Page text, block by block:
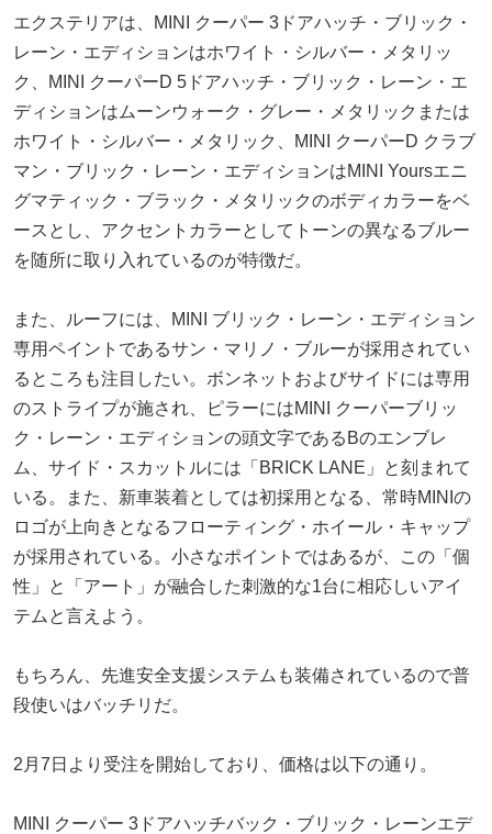
エクステリアは、MINI クーパー 3ドアハッチ・ブリック・
レーン・エディションはホワイト・シルバー・メタリッ
ク、MINI クーパーD 5ドアハッチ・ブリック・レーン・エ
ディションはムーンウォーク・グレー・メタリックまたは
ホワイト・シルバー・メタリック、MINI クーパーD クラブ
マン・ブリック・レーン・エディションはMINI Yoursエニ
グマティック・ブラック・メタリックのボディカラーをベ
ースとし、アクセントカラーとしてトーンの異なるブルー
を随所に取り入れているのが特徴だ。
また、ルーフには、MINI ブリック・レーン・エディション
専用ペイントであるサン・マリノ・ブルーが採用されてい
るところも注目したい。ボンネットおよびサイドには専用
のストライプが施され、ピラーにはMINI クーパーブリッ
ク・レーン・エディションの頭文字であるBのエンブレ
ム、サイド・スカットルには「BRICK LANE」と刻まれて
いる。また、新車装着としては初採用となる、常時MINIの
ロゴが上向きとなるフローティング・ホイール・キャップ
が採用されている。小さなポイントではあるが、この「個
性」と「アート」が融合した刺激的な1台に相応しいアイ
テムと言えよう。
もちろん、先進安全支援システムも装備されているので普
段使いはバッチリだ。
2月7日より受注を開始しており、価格は以下の通り。
MINI クーパー 3ドアハッチバック・ブリック・レーンエデ